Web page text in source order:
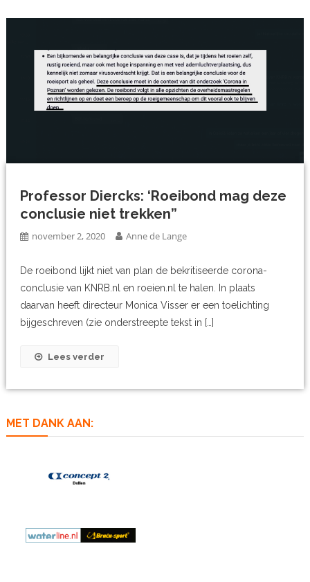
Professor Diercks: ‘Roeibond mag deze
conclusie niet trekken”
november 2, 2020 Anne de Lange
De roeibond lijkt niet van plan de bekritiseerde corona-
conclusie van KNRB.nl en roeien.nl te halen. In plaats
daarvan heeft directeur Monica Visser er een toelichting
bijgeschreven (zie onderstreepte tekst in […]
Lees verder
MET DANK AAN: